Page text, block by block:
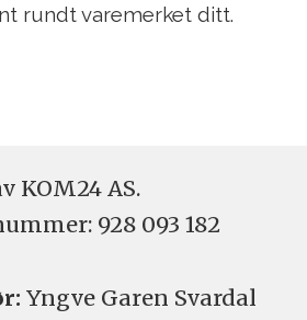
rundt varemerket ditt.
KOM24 AS.
928 093 182
Yngve Garen Svardal